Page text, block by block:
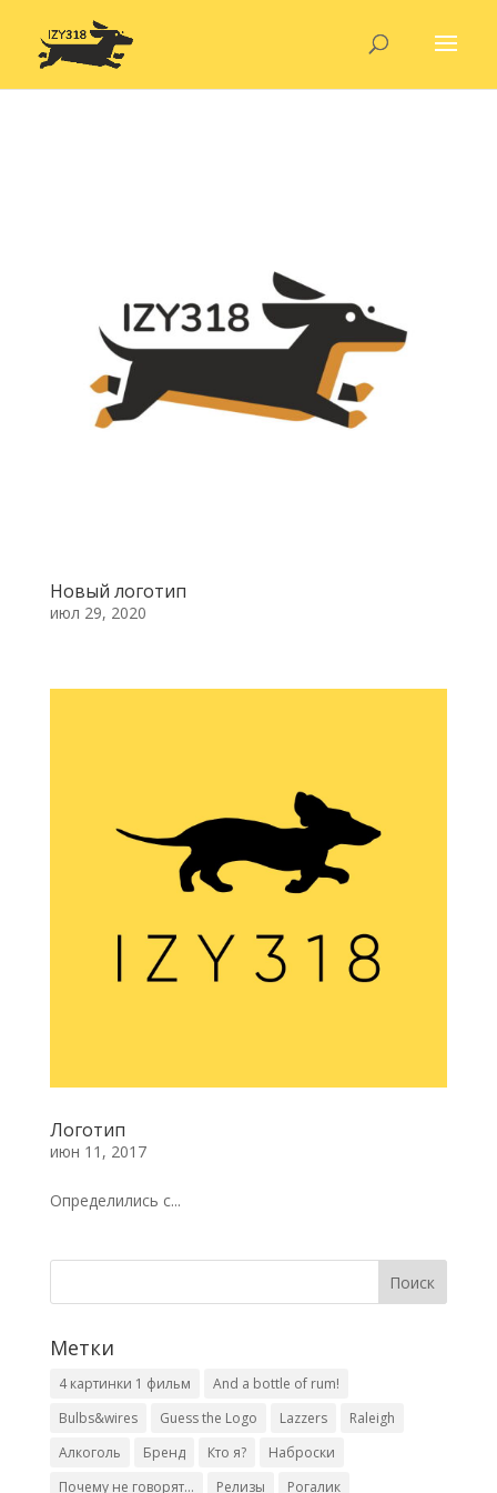
Новый логотип
июл 29, 2020
Логотип
июн 11, 2017
Определились с...
Метки
4 картинки 1 фильм
And a bottle of rum!
Bulbs&wires
Guess the Logo Lazzers
Raleigh
Алкоголь
Бренд Кто я?
Наброски
Почему не говорят...
Релизы Рогалик